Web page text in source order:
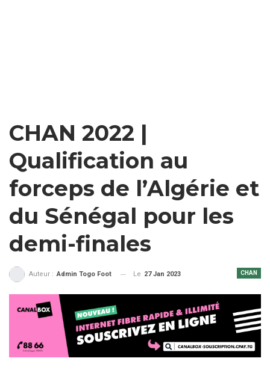
CHAN 2022 |
Qualification au
forceps de l’Algérie et
du Sénégal pour les
demi-finales
CHAN
Auteur : Admin Togo Foot Le 27 Jan 2023